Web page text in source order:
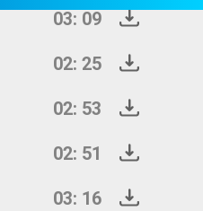
03: 09
02: 25
02: 53
02: 51
03: 16